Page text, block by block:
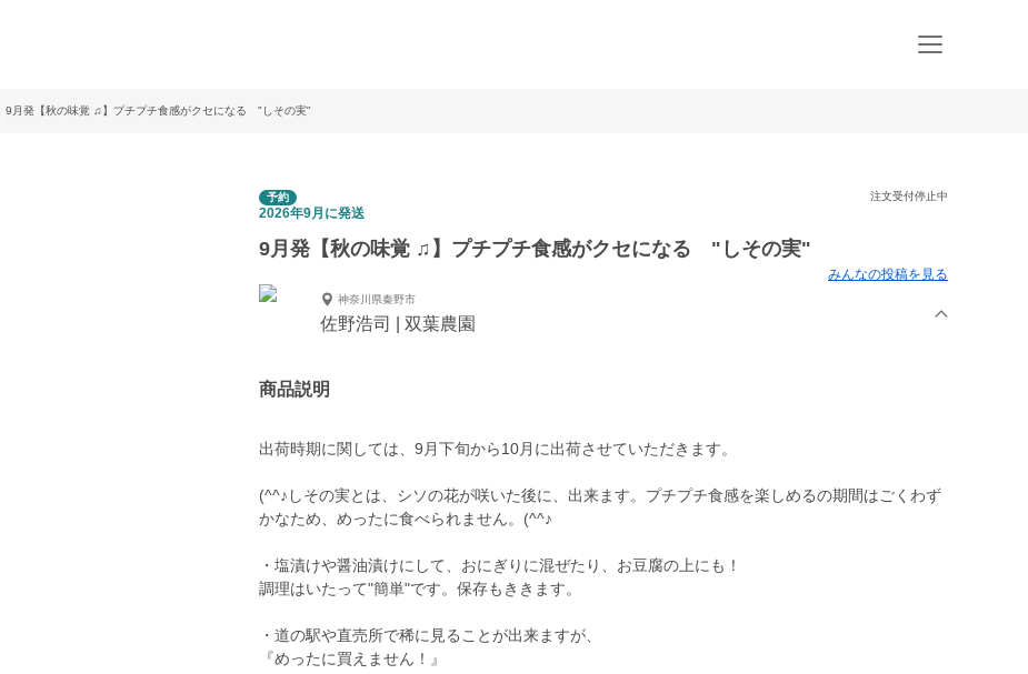
9月発【秋の味覚 ♫】プチプチ食感がクセになる "しその実"
予約 注文受付停止中
2026年9月に発送
9月発【秋の味覚 ♫】プチプチ食感がクセになる "しその実"
みんなの投稿を見る
神奈川県秦野市
佐野浩司 | 双葉農園
商品説明
出荷時期に関しては、9月下旬から10月に出荷させていただきます。
(^^♪しその実とは、シソの花が咲いた後に、出来ます。プチプチ食感を楽しめるの期間はごくわず
かなため、めったに食べられません。(^^♪
・塩漬けや醤油漬けにして、おにぎりに混ぜたり、お豆腐の上にも！
調理はいたって"簡単"です。保存もききます。
・道の駅や直売所で稀に見ることが出来ますが、
『めったに買えません！』